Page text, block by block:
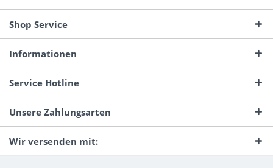
Shop Service
Informationen
Service Hotline
Unsere Zahlungsarten
Wir versenden mit: